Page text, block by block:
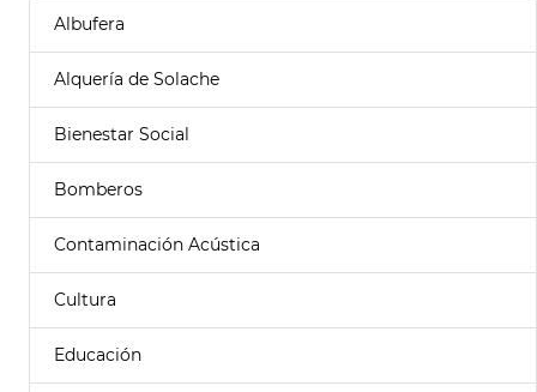
Albufera
Alquería de Solache
Bienestar Social
Bomberos
Contaminación Acústica
Cultura
Educación